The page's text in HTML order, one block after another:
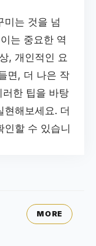
미는 것을 넘
는 중요한 역
, 개인적인 요
면, 더 나은 작
한 팁을 바탕
해보세요. 더
인할 수 있습니
MORE